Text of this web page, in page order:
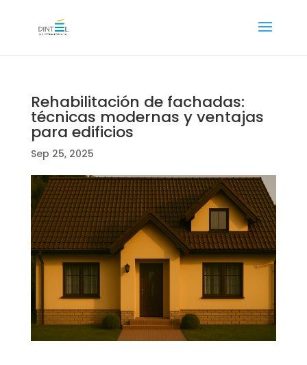
Rehabilitación de fachadas:
técnicas modernas y ventajas
para edificios
Sep 25, 2025